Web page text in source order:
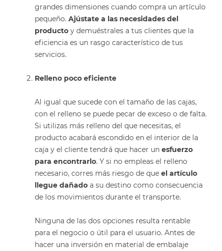
grandes dimensiones cuando compra un artículo
pequeño. Ajústate a las necesidades del
producto y demuéstrales a tus clientes que la
eficiencia es un rasgo característico de tus
servicios.
Relleno poco eficiente
Al igual que sucede con el tamaño de las cajas,
con el relleno se puede pecar de exceso o de falta.
Si utilizas más relleno del que necesitas, el
producto acabará escondido en el interior de la
caja y el cliente tendrá que hacer un esfuerzo
para encontrarlo. Y si no empleas el relleno
necesario, corres más riesgo de que el artículo
llegue dañado a su destino como consecuencia
de los movimientos durante el transporte.
Ninguna de las dos opciones resulta rentable
para el negocio o útil para el usuario. Antes de
hacer una inversión en material de embalaje